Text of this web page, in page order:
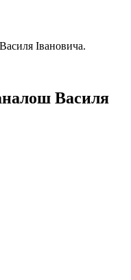
Івановича.
Василя